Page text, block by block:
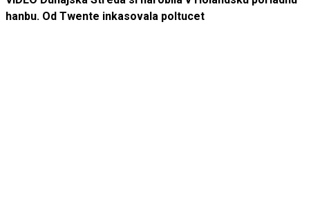
hanbu. Od Twente inkasovala poltucet